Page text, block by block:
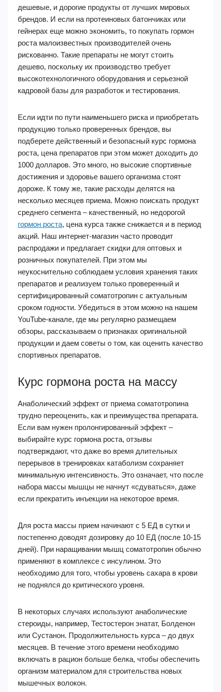
дешевые, и дорогие продукты от лучших мировых
брендов. И если на протеиновых батончиках или
гейнерах еще можно экономить, то покупать гормон
роста малоизвестных производителей очень
рискованно. Такие препараты не могут стоить
дешево, поскольку их производство требует
высокотехнологичного оборудования и серьезной
кадровой базы для разработок и тестирования.
Если идти по пути наименьшего риска и приобретать
продукцию только проверенных брендов, вы
подберете действенный и безопасный курс гормона
роста, цена препаратов при этом может доходить до
1000 долларов. Это много, но высокие спортивные
достижения и здоровье вашего организма стоят
дороже. К тому же, такие расходы делятся на
несколько месяцев приема. Можно поискать продукт
среднего сегмента – качественный, но недорогой
гормон роста, цена курса также снижается и в период
акций. Наш интернет-магазин часто проводит
распродажи и предлагает скидки для оптовых и
розничных покупателей. При этом мы
неукоснительно соблюдаем условия хранения таких
препаратов и реализуем только проверенный и
сертифицированный соматотропин с актуальным
сроком годности. Убедиться в этом можно на нашем
YouTube-канале, где мы регулярно размещаем
обзоры, рассказываем о признаках оригинальной
продукции и даем советы о том, как оценить качество
спортивных препаратов.
Курс гормона роста на массу
Анаболический эффект от приема соматотропина
трудно переоценить, как и преимущества препарата.
Если вам нужен пролонгированный эффект –
выбирайте курс гормона роста, отзывы
подтверждают, что даже во время длительных
перерывов в тренировках катаболизм сохраняет
минимальную интенсивность. Это означает, что после
набора массы мышцы не начнут «сдуваться», даже
если прекратить инъекции на некоторое время.
Для роста массы прием начинают с 5 ЕД в сутки и
постепенно доводят дозировку до 10 ЕД (после 10-15
дней). При наращивании мышц соматотропин обычно
применяют в комплексе с инсулином. Это
необходимо для того, чтобы уровень сахара в крови
не поднялся до критического уровня.
В некоторых случаях используют анаболические
стероиды, например, Тестостерон энатат, Болденон
или Сустанон. Продолжительность курса – до двух
месяцев. В течение этого времени необходимо
включать в рацион больше белка, чтобы обеспечить
организм материалом для строительства новых
мышечных волокон.